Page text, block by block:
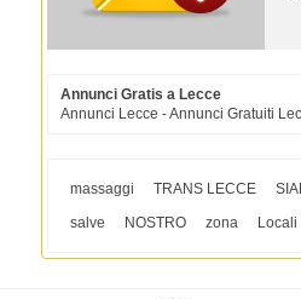
Annunci Gratis a Lecce
Annunci Lecce - Annunci Gratuiti
massaggi TRANS LECCE
salve
NOSTRO zona Locali